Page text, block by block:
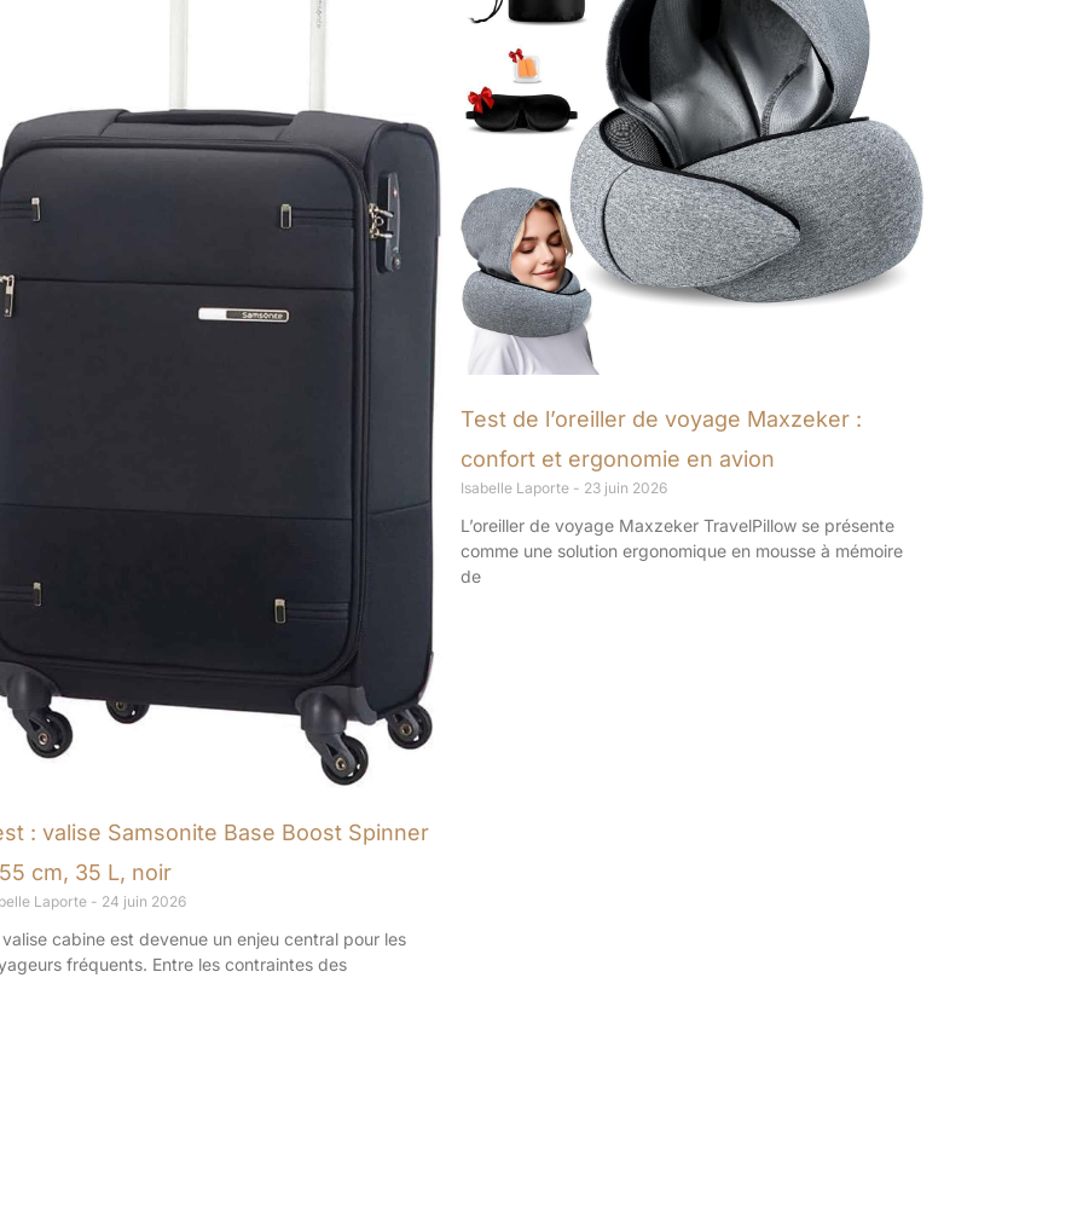
: valise Samsonite Base Boost Spinner
cm, 35 L, noir
Laporte 24 juin 2026
cabine est devenue un enjeu central pour les
fréquents. Entre les contraintes des
Test de l’oreiller de voyage Maxzeker :
confort et ergonomie en avion
Isabelle Laporte 23 juin 2026
L’oreiller de voyage Maxzeker TravelPillow se présente
comme une solution ergonomique en mousse à mémoire
de